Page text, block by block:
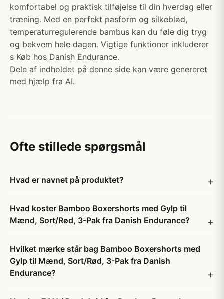
komfortabel og praktisk tilføjelse til din hverdag eller
træning. Med en perfekt pasform og silkeblød,
temperaturregulerende bambus kan du føle dig tryg
og bekvem hele dagen. Vigtige funktioner inkluderer
s Køb hos Danish Endurance.
Dele af indholdet på denne side kan være genereret
med hjælp fra AI.
Ofte stillede spørgsmål
Hvad er navnet på produktet?
Hvad koster Bamboo Boxershorts med Gylp til
Mænd, Sort/Rød, 3-Pak fra Danish Endurance?
Hvilket mærke står bag Bamboo Boxershorts med
Gylp til Mænd, Sort/Rød, 3-Pak fra Danish
Endurance?